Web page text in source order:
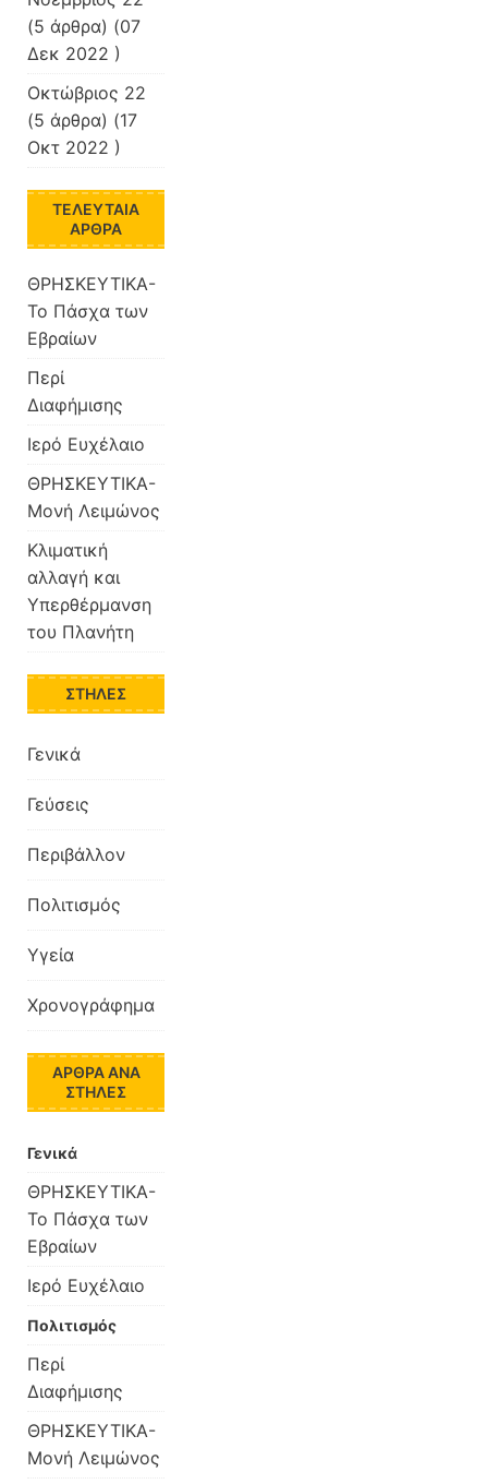
(5 άρθρα) (07
Δεκ 2022 )
Οκτώβριος 22
(5 άρθρα) (17
Οκτ 2022 )
ΤΕΛΕΥΤΑΊΑ
ΆΡΘΡΑ
ΘΡΗΣΚΕΥΤΙΚΑ-
Το Πάσχα των
Εβραίων
Περί
Διαφήμισης
Ιερό Ευχέλαιο
ΘΡΗΣΚΕΥΤΙΚΑ-
Μονή Λειμώνος
Κλιματική
αλλαγή και
Υπερθέρμανση
του Πλανήτη
ΣΤΉΛΕΣ
Γενικά
Γεύσεις
Περιβάλλον
Πολιτισμός
Υγεία
Χρονογράφημα
ΆΡΘΡΑ ΑΝΆ
ΣΤΉΛΕΣ
Γενικά
ΘΡΗΣΚΕΥΤΙΚΑ-
Το Πάσχα των
Εβραίων
Ιερό Ευχέλαιο
Πολιτισμός
Περί
Διαφήμισης
ΘΡΗΣΚΕΥΤΙΚΑ-
Μονή Λειμώνος